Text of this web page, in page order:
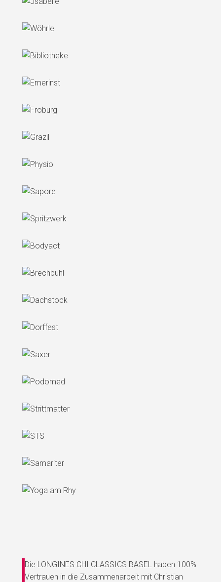
Die LONGINES CHI CLASSICS BASEL haben 100%
Vertrauen in die Zusammenarbeit mit Christian